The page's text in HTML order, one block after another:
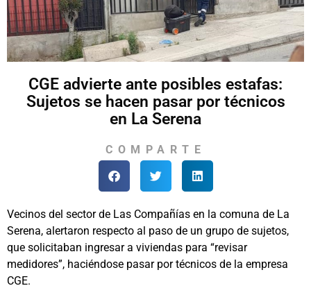
CGE advierte ante posibles estafas:
Sujetos se hacen pasar por técnicos
en La Serena
COMPARTE
Vecinos del sector de Las Compañías en la comuna de La
Serena, alertaron respecto al paso de un grupo de sujetos,
que solicitaban ingresar a viviendas para “revisar
medidores”, haciéndose pasar por técnicos de la empresa
CGE.